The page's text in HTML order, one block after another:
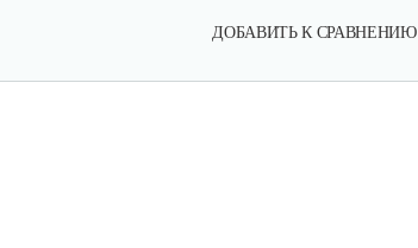
ДОБАВИТЬ К СРАВНЕНИЮ